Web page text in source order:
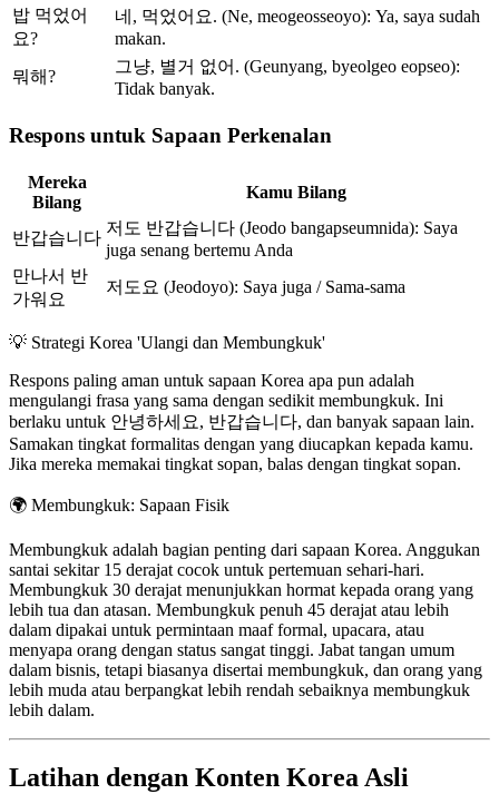
밥 먹었어
요?
네, 먹었어요. (Ne, meogeosseoyo): Ya, saya sudah
makan.
뭐해?
그냥, 별거 없어. (Geunyang, byeolgeo eopseo):
Tidak banyak.
Respons untuk Sapaan Perkenalan
Mereka
Bilang
Kamu Bilang
반갑습니다
저도 반갑습니다 (Jeodo bangapseumnida): Saya
juga senang bertemu Anda
만나서 반
가워요
저도요 (Jeodoyo): Saya juga / Sama-sama
💡 Strategi Korea 'Ulangi dan Membungkuk'
Respons paling aman untuk sapaan Korea apa pun adalah
mengulangi frasa yang sama dengan sedikit membungkuk. Ini
berlaku untuk 안녕하세요, 반갑습니다, dan banyak sapaan lain.
Samakan tingkat formalitas dengan yang diucapkan kepada kamu.
Jika mereka memakai tingkat sopan, balas dengan tingkat sopan.
🌍 Membungkuk: Sapaan Fisik
Membungkuk adalah bagian penting dari sapaan Korea. Anggukan
santai sekitar 15 derajat cocok untuk pertemuan sehari-hari.
Membungkuk 30 derajat menunjukkan hormat kepada orang yang
lebih tua dan atasan. Membungkuk penuh 45 derajat atau lebih
dalam dipakai untuk permintaan maaf formal, upacara, atau
menyapa orang dengan status sangat tinggi. Jabat tangan umum
dalam bisnis, tetapi biasanya disertai membungkuk, dan orang yang
lebih muda atau berpangkat lebih rendah sebaiknya membungkuk
lebih dalam.
Latihan dengan Konten Korea Asli